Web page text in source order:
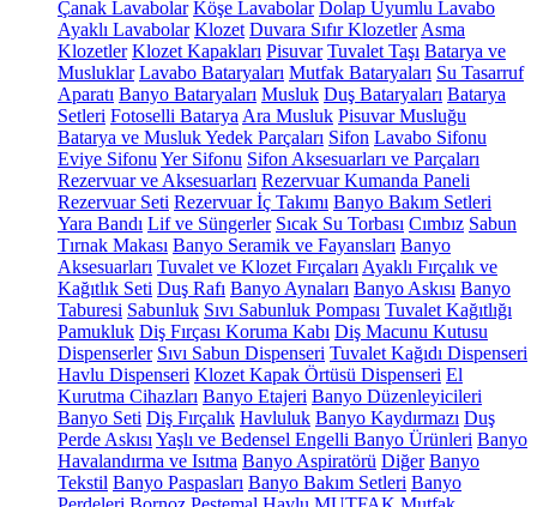
Çanak Lavabolar Köşe Lavabolar Dolap Uyumlu Lavabo
Ayaklı Lavabolar Klozet Duvara Sıfır Klozetler Asma
Klozetler Klozet Kapakları Pisuvar Tuvalet Taşı Batarya ve
Musluklar Lavabo Bataryaları Mutfak Bataryaları Su Tasarruf
Aparatı Banyo Bataryaları Musluk Duş Bataryaları Batarya
Setleri Fotoselli Batarya Ara Musluk Pisuvar Musluğu
Batarya ve Musluk Yedek Parçaları Sifon Lavabo Sifonu
Eviye Sifonu Yer Sifonu Sifon Aksesuarları ve Parçaları
Rezervuar ve Aksesuarları Rezervuar Kumanda Paneli
Rezervuar Seti Rezervuar İç Takımı Banyo Bakım Setleri
Yara Bandı Lif ve Süngerler Sıcak Su Torbası Cımbız Sabun
Tırnak Makası Banyo Seramik ve Fayansları Banyo
Aksesuarları Tuvalet ve Klozet Fırçaları Ayaklı Fırçalık ve
Kağıtlık Seti Duş Rafı Banyo Aynaları Banyo Askısı Banyo
Taburesi Sabunluk Sıvı Sabunluk Pompası Tuvalet Kağıtlığı
Pamukluk Diş Fırçası Koruma Kabı Diş Macunu Kutusu
Dispenserler Sıvı Sabun Dispenseri Tuvalet Kağıdı Dispenseri
Havlu Dispenseri Klozet Kapak Örtüsü Dispenseri El
Kurutma Cihazları Banyo Etajeri Banyo Düzenleyicileri
Banyo Seti Diş Fırçalık Havluluk Banyo Kaydırmazı Duş
Perde Askısı Yaşlı ve Bedensel Engelli Banyo Ürünleri Banyo
Havalandırma ve Isıtma Banyo Aspiratörü Diğer Banyo
Tekstil Banyo Paspasları Banyo Bakım Setleri Banyo